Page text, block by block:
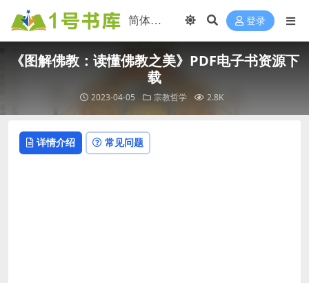
登录
《图解佛教：读懂佛教之美》PDF电子书资源下
载
2023-04-05 宗教哲学 2.8K
详情介绍 常见问题